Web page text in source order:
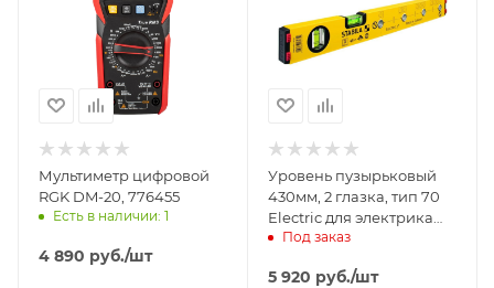
Мультиметр цифровой
RGK DM-20, 776455
Есть в наличии: 1
4 890 руб./шт
Уровень пузырьковый
430мм, 2 глазка, тип 70
Electric для электрика
STABILA, 16135
Под заказ
5 920 руб./шт